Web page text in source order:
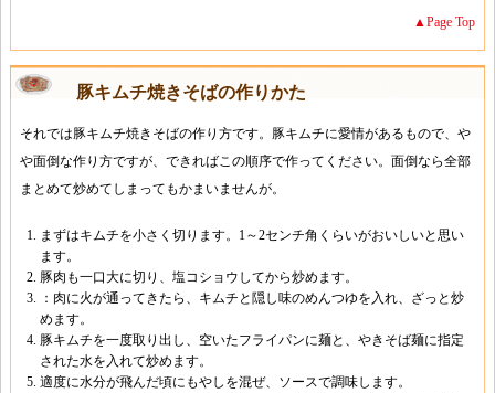
▲Page Top
豚キムチ焼きそばの作りかた
それでは豚キムチ焼きそばの作り方です。豚キムチに愛情があるもので、や
や面倒な作り方ですが、できればこの順序で作ってください。面倒なら全部
まとめて炒めてしまってもかまいませんが。
まずはキムチを小さく切ります。1～2センチ角くらいがおいしいと思い
ます。
豚肉も一口大に切り、塩コショウしてから炒めます。
：肉に火が通ってきたら、キムチと隠し味のめんつゆを入れ、ざっと炒
めます。
豚キムチを一度取り出し、空いたフライパンに麺と、やきそば麺に指定
された水を入れて炒めます。
適度に水分が飛んだ頃にもやしを混ぜ、ソースで調味します。